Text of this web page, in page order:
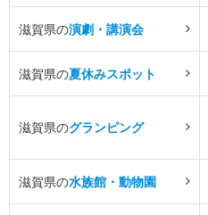
滋賀県の演劇・講演会
滋賀県の夏休みスポット
滋賀県のグランピング
滋賀県の水族館・動物園